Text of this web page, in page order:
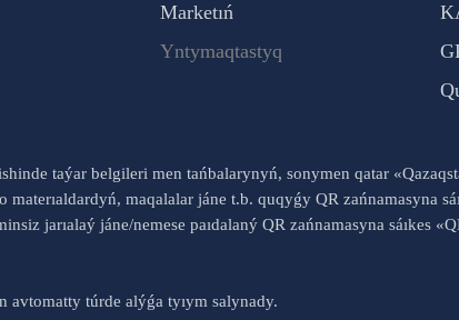
Marketıń
Yntymaqtastyq
taýar belgileri men tańbalarynyń, sonymen qatar
maqalalar jáne t.b. quqyǵy QR zańnamasyna
jarıalaý jáne/nemese paıdalaný QR zańnamasyna sáıkes
avtomatty túrde alýǵa tyıym salynady.